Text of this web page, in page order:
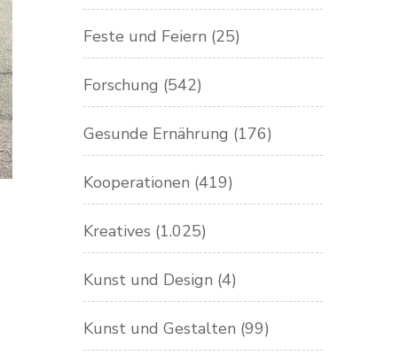
Feste und Feiern (25)
Forschung (542)
Gesunde Ernährung (176)
Kooperationen (419)
Kreatives (1.025)
Kunst und Design (4)
Kunst und Gestalten (99)